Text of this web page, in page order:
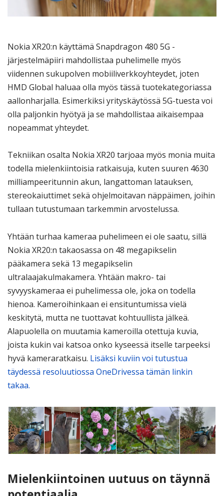
Nokia XR20:n käyttämä Snapdragon 480 5G -
järjestelmäpiiri mahdollistaa puhelimelle myös
viidennen sukupolven mobiiliverkkoyhteydet, joten
HMD Global haluaa olla myös tässä tuotekategoriassa
aallonharjalla. Esimerkiksi yrityskäytössä 5G-tuesta voi
olla paljonkin hyötyä ja se mahdollistaa aikaisempaa
nopeammat yhteydet.
Tekniikan osalta Nokia XR20 tarjoaa myös monia muita
todella mielenkiintoisia ratkaisuja, kuten suuren 4630
milliampeeritunnin akun, langattoman latauksen,
stereokaiuttimet sekä ohjelmoitavan näppäimen, joihin
tullaan tutustumaan tarkemmin arvostelussa.
Yhtään turhaa kameraa puhelimeen ei ole saatu, sillä
Nokia XR20:n takaosassa on 48 megapikselin
pääkamera sekä 13 megapikselin
ultralaajakulmakamera. Yhtään makro- tai
syvyyskameraa ei puhelimessa ole, joka on todella
hienoa. Kameroihinkaan ei ensituntumissa vielä
keskitytä, mutta ne tuottavat kohtuullista jälkeä.
Alapuolella on muutamia kameroilla otettuja kuvia,
joista kukin vai katsoa onko kyseessä itselle tarpeeksi
hyvä kameraratkaisu. Lisäksi kuviin voi tutustua
täydessä resoluutiossa OneDrivessa tämän linkin
takaa.
Mielenkiintoinen uutuus on täynnä